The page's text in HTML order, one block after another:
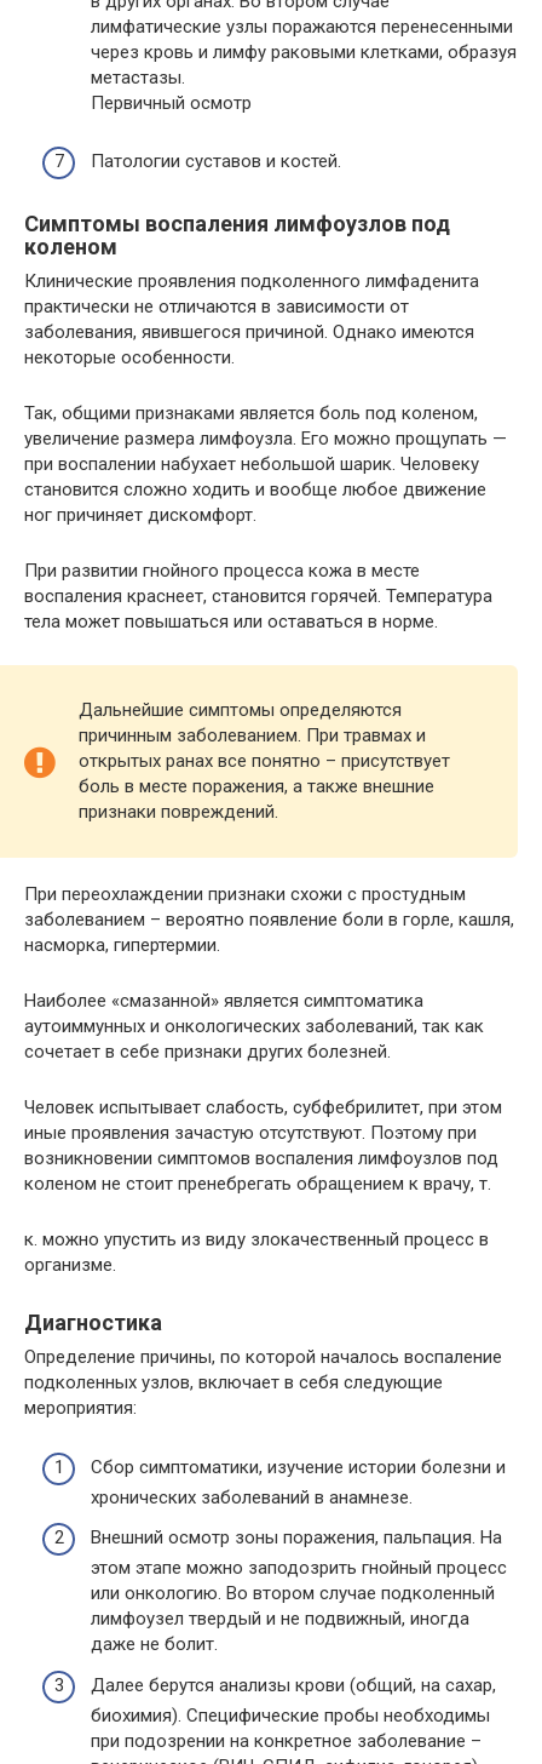
лимфатические узлы поражаются перенесенными
через кровь и лимфу раковыми клетками, образуя
метастазы.
Первичный осмотр
Патологии суставов и костей.
Симптомы воспаления лимфоузлов под
коленом
Клинические проявления подколенного лимфаденита
практически не отличаются в зависимости от
заболевания, явившегося причиной. Однако имеются
некоторые особенности.
Так, общими признаками является боль под коленом,
увеличение размера лимфоузла. Его можно прощупать —
при воспалении набухает небольшой шарик. Человеку
становится сложно ходить и вообще любое движение
ног причиняет дискомфорт.
При развитии гнойного процесса кожа в месте
воспаления краснеет, становится горячей. Температура
тела может повышаться или оставаться в норме.
Дальнейшие симптомы определяются
причинным заболеванием. При травмах и
открытых ранах все понятно – присутствует
боль в месте поражения, а также внешние
признаки повреждений.
При переохлаждении признаки схожи с простудным
заболеванием – вероятно появление боли в горле, кашля,
насморка, гипертермии.
Наиболее «смазанной» является симптоматика
аутоиммунных и онкологических заболеваний, так как
сочетает в себе признаки других болезней.
Человек испытывает слабость, субфебрилитет, при этом
иные проявления зачастую отсутствуют. Поэтому при
возникновении симптомов воспаления лимфоузлов под
коленом не стоит пренебрегать обращением к врачу, т.
к. можно упустить из виду злокачественный процесс в
организме.
Диагностика
Определение причины, по которой началось воспаление
подколенных узлов, включает в себя следующие
мероприятия:
Сбор симптоматики, изучение истории болезни и
хронических заболеваний в анамнезе.
Внешний осмотр зоны поражения, пальпация. На
этом этапе можно заподозрить гнойный процесс
или онкологию. Во втором случае подколенный
лимфоузел твердый и не подвижный, иногда
даже не болит.
Далее берутся анализы крови (общий, на сахар,
биохимия). Специфические пробы необходимы
при подозрении на конкретное заболевание –